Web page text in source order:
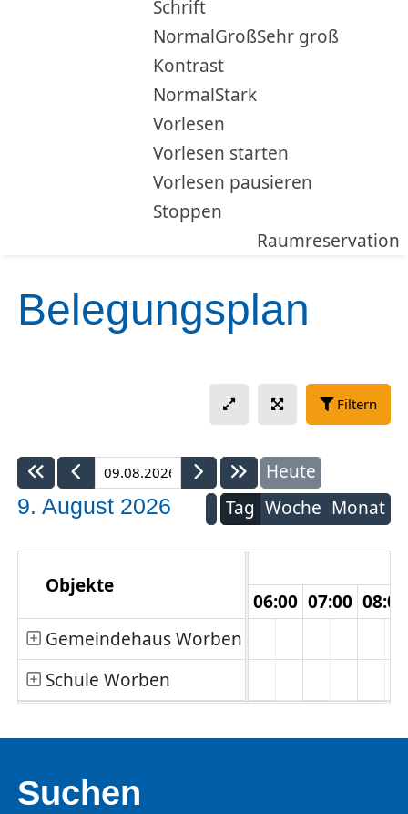
Schrift
NormalGroßSehr groß
Kontrast
NormalStark
Vorlesen
Vorlesen starten
Vorlesen pausieren
Stoppen
Raumreservation
Belegungsplan
Vollbild
Ansicht imFiltern
Heute
9. August 2026 Tag Woche Monat
Objekte
02:00 06:00 07:00 08:00
Gemeindehaus Worben
Schule Worben
Suchen